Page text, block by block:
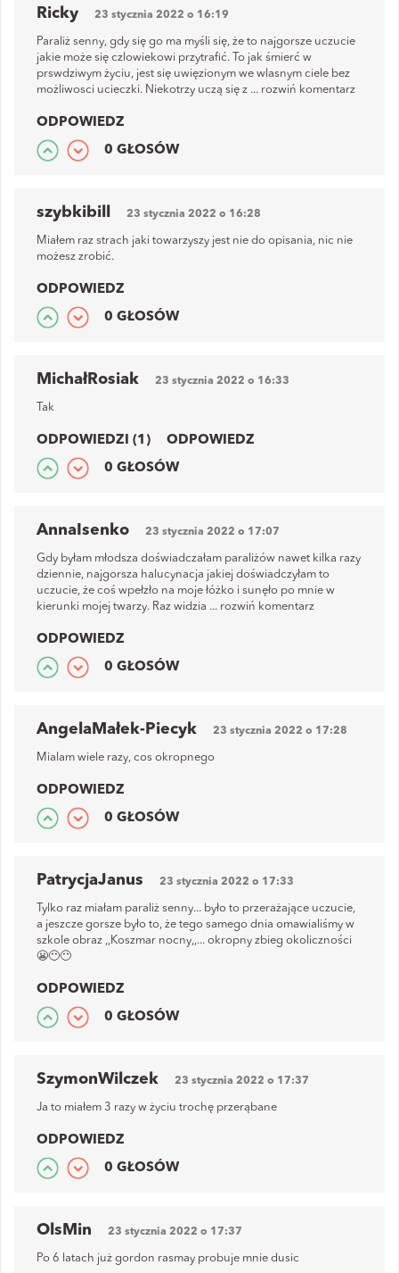
Ricky 23 stycznia 2022 o 16:19
Paraliż senny, gdy się go ma myśli się, że to najgorsze uczucie
jakie może się czlowiekowi przytrafić. To jak śmierć w
prswdziwym życiu, jest się uwięzionym we wlasnym ciele bez
możliwosci ucieczki. Niekotrzy uczą się z ... rozwiń komentarz
ODPOWIEDZ
0 GŁOSÓW
szybkibill 23 stycznia 2022 o 16:28
Miałem raz strach jaki towarzyszy jest nie do opisania, nic nie
możesz zrobić.
ODPOWIEDZ
0 GŁOSÓW
MichałRosiak 23 stycznia 2022 o 16:33
Tak
ODPOWIEDZI (1) ODPOWIEDZ
0 GŁOSÓW
AnnaIsenko 23 stycznia 2022 o 17:07
Gdy byłam młodsza doświadczałam paraliżów nawet kilka razy
dziennie, najgorsza halucynacja jakiej doświadczyłam to
uczucie, że coś wpełzło na moje łóżko i sunęło po mnie w
kierunki mojej twarzy. Raz widzia ... rozwiń komentarz
ODPOWIEDZ
0 GŁOSÓW
AngelaMałek-Piecyk 23 stycznia 2022 o 17:28
Mialam wiele razy, cos okropnego
ODPOWIEDZ
0 GŁOSÓW
PatrycjaJanus 23 stycznia 2022 o 17:33
Tylko raz miałam paraliż senny... było to przerażające uczucie,
a jeszcze gorsze było to, że tego samego dnia omawialiśmy w
szkole obraz ,,Koszmar nocny,,... okropny zbieg okoliczności
😬😶😶
ODPOWIEDZ
0 GŁOSÓW
SzymonWilczek 23 stycznia 2022 o 17:37
Ja to miałem 3 razy w życiu trochę przerąbane
ODPOWIEDZ
0 GŁOSÓW
OlsMin 23 stycznia 2022 o 17:37
Po 6 latach już gordon rasmay probuje mnie dusic